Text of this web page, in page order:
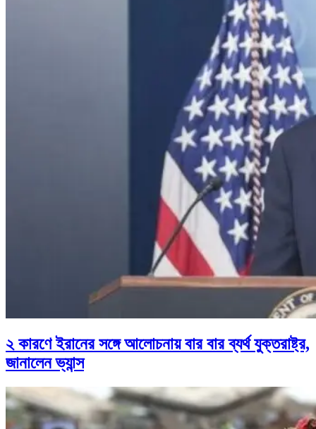
২ কারণে ইরানের সঙ্গে আলোচনায় বার বার ব্যর্থ যুক্তরাষ্ট্র,
জানালেন ভ্যান্স